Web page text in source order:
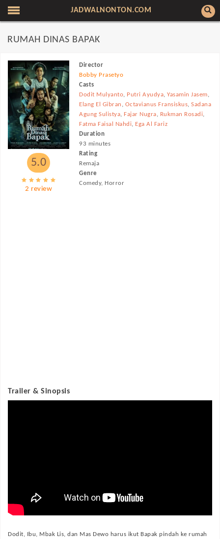
JADWALNONTON.COM
RUMAH DINAS BAPAK
5.0
2 review
Director
Bobby Prasetyo
Casts
Dodit Mulyanto, Putri Ayudya,Yasamin Jasem,
Elang El Gibran , Octavianus Fransiskus,Sadana
Agung Sulistya, Fajar Nugra, Rukman Rosadi,
Fatma Faisal Nahdi, Ega Al Fariz
Duration
93 minutes
Rating
Remaja
Genre
Comedy, Horror
Trailer & Sinopsis
Dodit, Ibu, Mbak Lis, dan Mas Dewo harus ikut Bapak pindah ke rumah